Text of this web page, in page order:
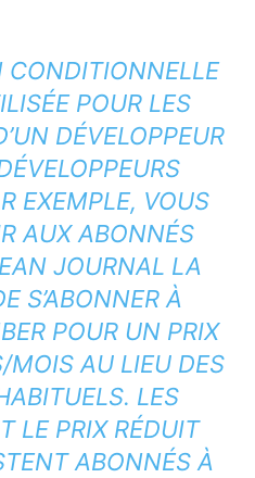
CONDITIONNELLE
POUR LES
DÉVELOPPEUR
EXEMPLE, VOUS
AUX ABONNÉS
JOURNAL LA
S’ABONNER À
POUR UN PRIX
AU LIEU DES
LES
LE PRIX RÉDUIT
ABONNÉS À